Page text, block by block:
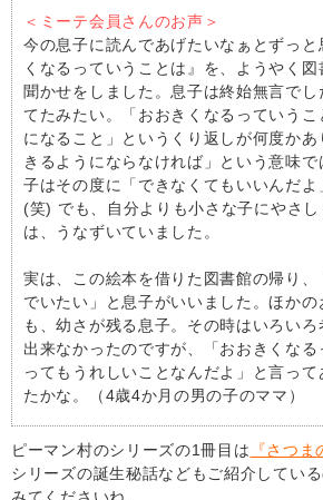
＜ミーテ会員さんのお声＞
今の息子に読んであげたいなぁとずっと
くなるっていうことは』を、ようやく
聞かせをしました。息子は終始無言でし
てたみたい。「おおきくなるっていうこ
になること」というくり返しが何度か
きるようにならなければ」という意味で
子はその度に「できなくてもいいんだよ
(笑) でも、自分よりも小さな子にやさ
は、うなずいていました。
実は、この絵本を借りた図書館の帰り、
でいたい」と息子がいいました。ほか
も、幼さが残る息子。その時はいろい
出来なかったのですが、「おおきくなる
ってもうれしいことなんだよ」と言って
たかな。（4歳4か月の男の子のママ）
ピーマン村のシリーズの1冊目は 『さつま
シリーズの誕生秘話などもご紹介してい